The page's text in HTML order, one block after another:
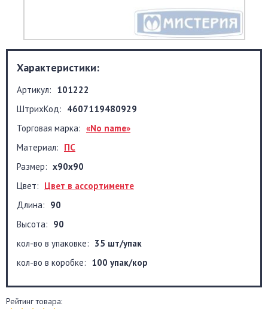
Характеристики:
Артикул: 101222
ШтрихКод: 4607119480929
Торговая марка: «No name»
Материал: ПС
Размер: х90х90
Цвет: Цвет в ассортименте
Длина: 90
Высота: 90
кол-во в упаковке: 35 шт/упак
кол-во в коробке: 100 упак/кор
Рейтинг товара: